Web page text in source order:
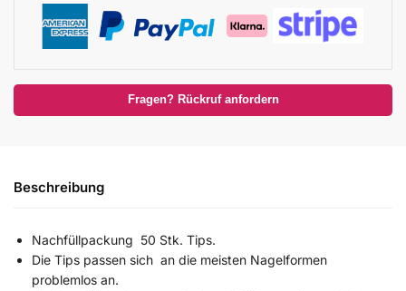
Fragen? Rückruf anfordern
Beschreibung
Nachfüllpackung 50 Stk. Tips.
Die Tips passen sich an die meisten Nagelformen
problemlos an.